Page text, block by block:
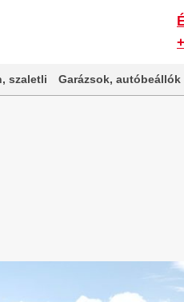
szaletli Garázsok, autóbeállók